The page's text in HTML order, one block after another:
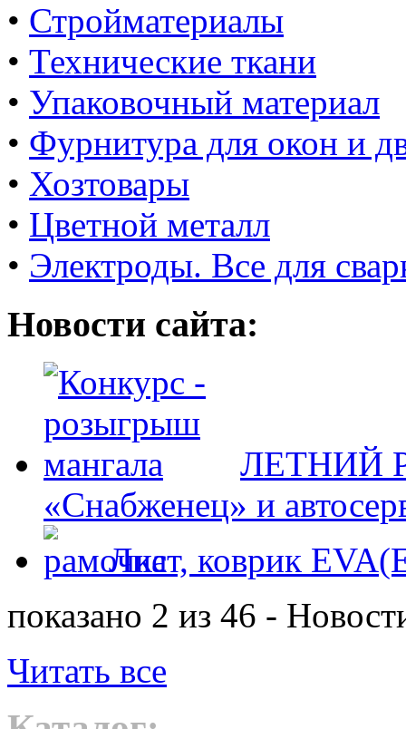
• Стройматериалы
• Технические ткани
• Упаковочный материал
• Фурнитура для окон и
• Хозтовары
• Цветной металл
• Электроды. Все для
Новости сайта:
ЛЕТНИЙ
«Снабженец» и
Лист, коврик
показано 2 из 46 -
Читать все